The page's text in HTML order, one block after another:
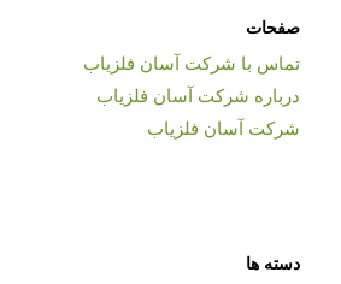
صفحات
تماس با شرکت آسان فلزیاب
درباره شرکت آسان فلزیاب
شرکت آسان فلزیاب
دسته ها